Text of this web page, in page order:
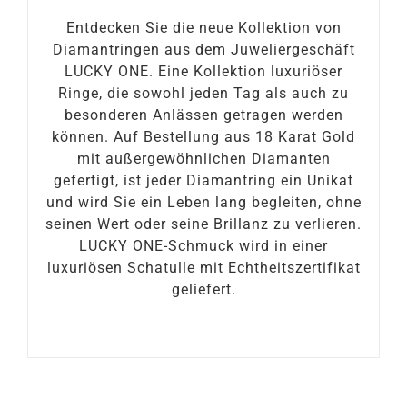
Entdecken Sie die neue Kollektion von
Diamantringen aus dem Juweliergeschäft
LUCKY ONE. Eine Kollektion luxuriöser
Ringe, die sowohl jeden Tag als auch zu
besonderen Anlässen getragen werden
können. Auf Bestellung aus 18 Karat Gold
mit außergewöhnlichen Diamanten
gefertigt, ist jeder Diamantring ein Unikat
und wird Sie ein Leben lang begleiten, ohne
seinen Wert oder seine Brillanz zu verlieren.
LUCKY ONE-Schmuck wird in einer
luxuriösen Schatulle mit Echtheitszertifikat
geliefert.